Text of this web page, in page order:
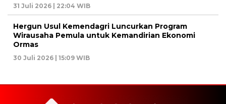
31 Juli 2026 | 22:04 WIB
Hergun Usul Kemendagri Luncurkan Program
Wirausaha Pemula untuk Kemandirian Ekonomi
Ormas
30 Juli 2026 | 15:09 WIB